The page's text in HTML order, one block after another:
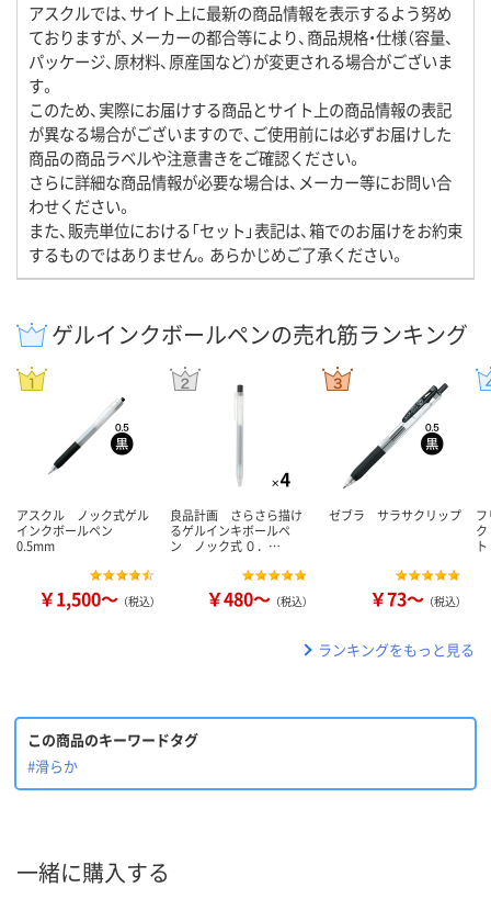
アスクルでは、サイト上に最新の商品情報を表示するよう努め
ておりますが、メーカーの都合等により、商品規格・仕様（容量、
パッケージ、原材料、原産国など）が変更される場合がございま
す。
このため、実際にお届けする商品とサイト上の商品情報の表記
が異なる場合がございますので、ご使用前には必ずお届けした
商品の商品ラベルや注意書きをご確認ください。
さらに詳細な商品情報が必要な場合は、メーカー等にお問い合
わせください。
また、販売単位における「セット」表記は、箱でのお届けをお約束
するものではありません。あらかじめご了承ください。
ゲルインクボールペンの売れ筋ランキング
アスクル ノック式ゲル
インクボールペン
0.5mm
￥1,500～ （税込）
良品計画 さらさら描け
るゲルインキボールペ
ン ノック式 ０．…
￥480～ （税込）
ゼブラ サラサクリップ
￥73～ （税込）
ランキングをもっと見る
この商品のキーワードタグ
#滑らか
一緒に購入する